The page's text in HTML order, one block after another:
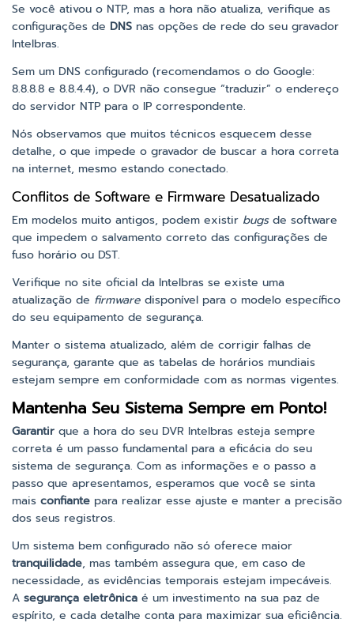
Se você ativou o NTP, mas a hora não atualiza, verifique as
configurações de DNS nas opções de rede do seu gravador
Intelbras.
Sem um DNS configurado (recomendamos o do Google:
8.8.8.8 e 8.8.4.4), o DVR não consegue “traduzir” o endereço
do servidor NTP para o IP correspondente.
Nós observamos que muitos técnicos esquecem desse
detalhe, o que impede o gravador de buscar a hora correta
na internet, mesmo estando conectado.
Conflitos de Software e Firmware Desatualizado
Em modelos muito antigos, podem existir bugsde software
que impedem o salvamento correto das configurações de
fuso horário ou DST.
Verifique no site oficial da Intelbras se existe uma
atualização de firmware disponível para o modelo específico
do seu equipamento de segurança.
Manter o sistema atualizado, além de corrigir falhas de
segurança, garante que as tabelas de horários mundiais
estejam sempre em conformidade com as normas vigentes.
Mantenha Seu Sistema Sempre em Ponto!
Garantir que a hora do seu DVR Intelbras esteja sempre
correta é um passo fundamental para a eficácia do seu
sistema de segurança. Com as informações e o passo a
passo que apresentamos, esperamos que você se sinta
mais confiante para realizar esse ajuste e manter a precisão
dos seus registros.
Um sistema bem configurado não só oferece maior
tranquilidade, mas também assegura que, em caso de
necessidade, as evidências temporais estejam impecáveis.
A segurança eletrônica é um investimento na sua paz de
espírito, e cada detalhe conta para maximizar sua eficiência.